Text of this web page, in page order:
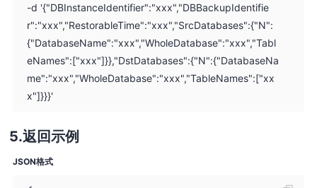
-d '{"DBInstanceIdentifier":"xxx","DBBackupIdentifie
r":"xxx","RestorableTime":"xxx","SrcDatabases":{"N":
{"DatabaseName":"xxx","WholeDatabase":"xxx","Tabl
eNames":["xxx"]}},"DstDatabases":{"N":{"DatabaseNa
me":"xxx","WholeDatabase":"xxx","TableNames":["xx
x"]}}}'
返回示例
JSON格式